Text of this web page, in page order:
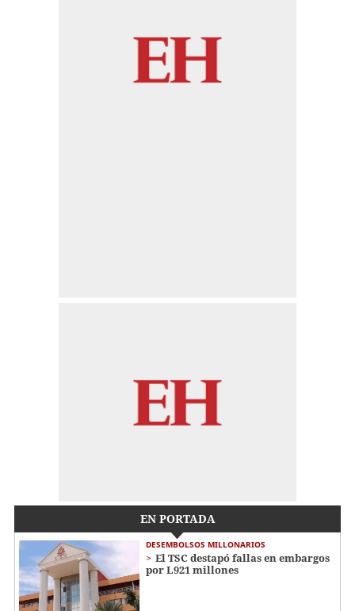
EN PORTADA
DESEMBOLSOS MILLONARIOS
El TSC destapó fallas en embargos
por L921 millones